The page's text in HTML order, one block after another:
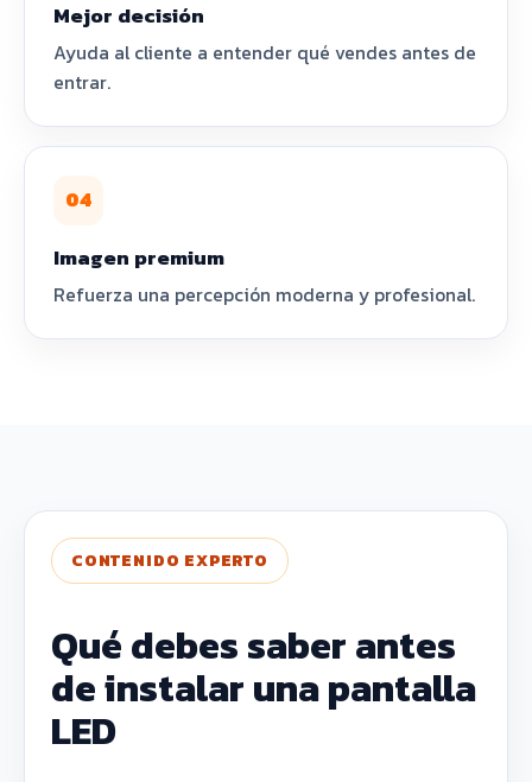
Mejor decisión
Ayuda al cliente a entender qué vendes antes de
entrar.
04
Imagen premium
Refuerza una percepción moderna y profesional.
CONTENIDO EXPERTO
Qué debes saber antes
de instalar una pantalla
LED